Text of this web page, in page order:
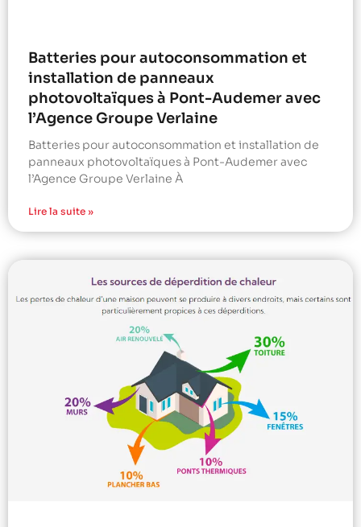
Batteries pour autoconsommation et
installation de panneaux
photovoltaïques à Pont-Audemer avec
l’Agence Groupe Verlaine
Batteries pour autoconsommation et installation de
panneaux photovoltaïques à Pont-Audemer avec
l’Agence Groupe Verlaine À
Lire la suite »